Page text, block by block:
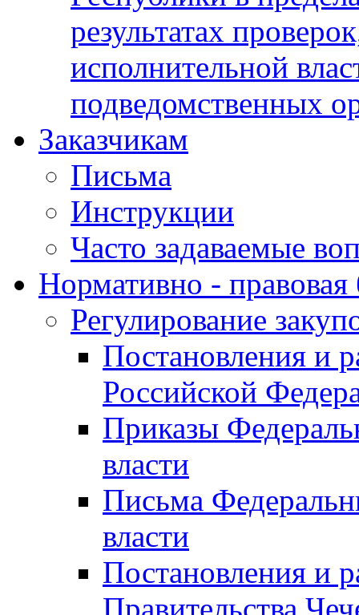
результатах
исполнительной
подведомственных
Заказчикам
Письма
Инструкции
Часто задаваемые
Нормативно - правовая
Регулирование
Постановления и
Российской
Приказы
власти
Письма
власти
Постановления и
Правительства